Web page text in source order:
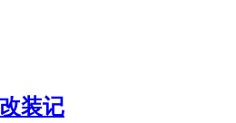
装记